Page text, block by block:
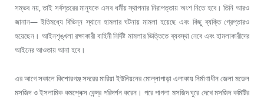
সম্ভব নয়, তাই সর্বস্তরের মানুষকে এসব ধর্মীয় স্থাপনার নিরাপত্তায় অংশ নিতে হবে। তিনি আরও
জানান— ইতিমধ্যে বিভিন্ন স্থানে হামলার ঘটনায় মামলা হয়েছে এবং কিছু ব্যক্তি গ্রেপ্তারও
হয়েছেন। আইনশৃঙ্খলা রক্ষাকারী বাহিনী নির্দিষ্ট মামলার ভিত্তিতে ব্যবস্থা নেবে এবং হামলাকারীদের
আইনের আওতায় আনা হবে।
এর আগে সকালে কিশোরগঞ্জ সদরের মারিয়া ইউনিয়নের মোল্লাপাড়া এলাকায় নির্মাণাধীন জেলা মডেল
মসজিদ ও ইসলামিক কমপ্লেক্স কেন্দ্র পরিদর্শন করেন। পরে পাগলা মসজিদ ঘুরে দেখে মসজিদ কমিটির